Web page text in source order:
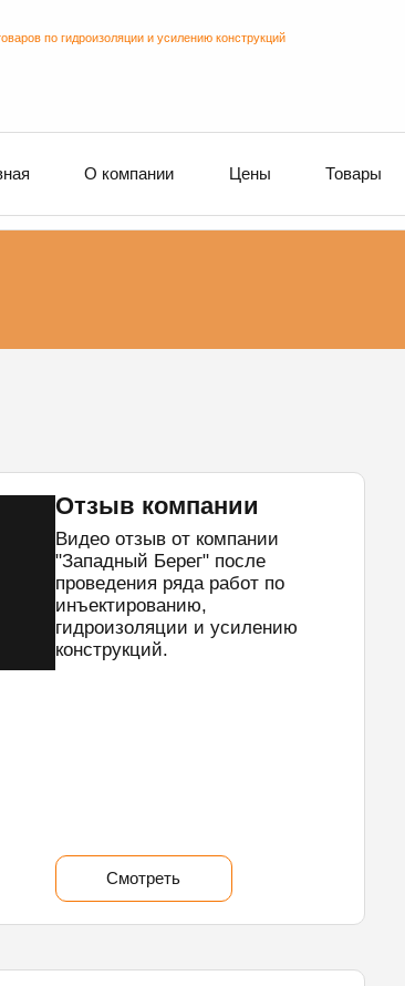
по гидроизоляции и усилению конструкций
О компании Цены Товары
Отзыв компании
Видео отзыв от компании
"Западный Берег" после
проведения ряда работ по
инъектированию,
гидроизоляции и усилению
конструкций.
Смотреть